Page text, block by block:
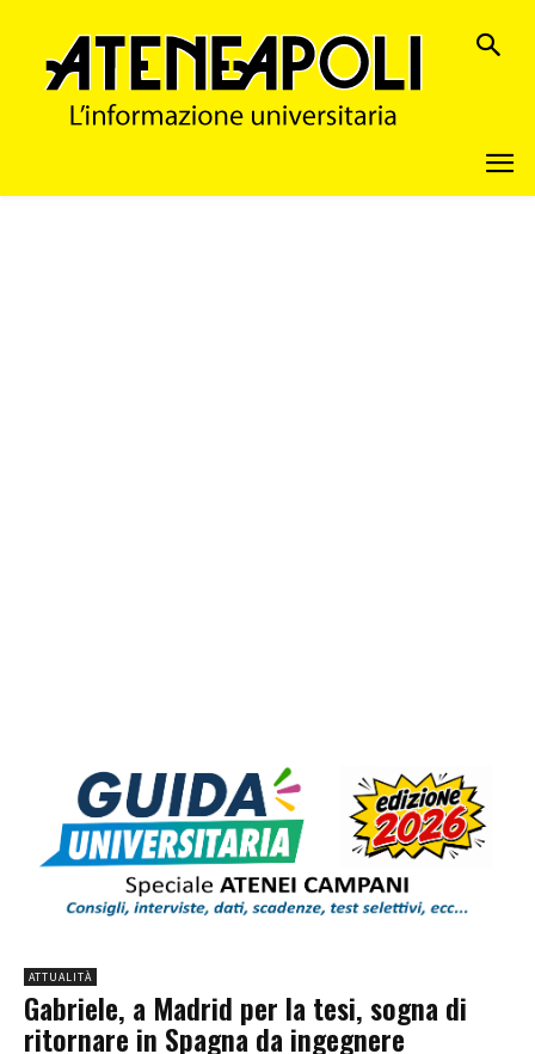
ATTUALITÀ
Gabriele, a Madrid per la tesi, sogna di
ritornare in Spagna da ingegnere